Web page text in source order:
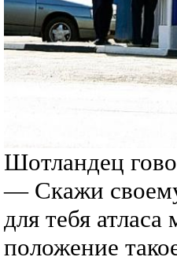
Шотландец
— Скажи
для тебя
положение